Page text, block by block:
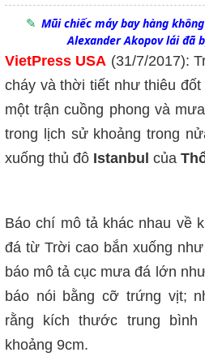
Mũi chiếc máy bay hàng
Alexander Akopov lái đã
VietPress USA (31/7/2017):
cháy và thời tiết như thiêu
một trận cuồng phong và
trong lịch sử khoảng trong
xuống thủ đô Istanbul của
Báo chí mô tả khác nhau về
đá từ Trời cao bắn xuống
báo mô tả cục mưa đá lớn
báo nói bằng cỡ trứng vịt;
rằng kích thước trung
khoảng 9cm.